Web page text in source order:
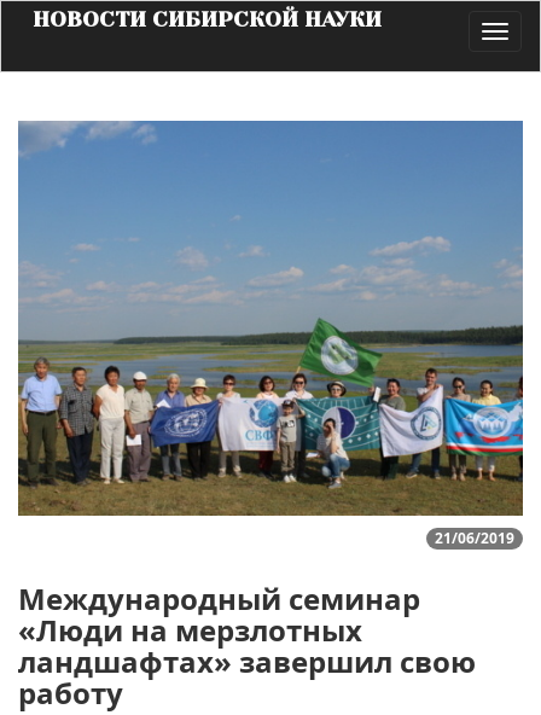
НОВОСТИ СИБИРСКОЙ НАУКИ
21/06/2019
Международный семинар
«Люди на мерзлотных
ландшафтах» завершил свою
работу